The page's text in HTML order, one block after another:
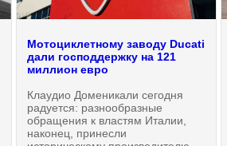
Мотоциклетному заводу Ducati
дали господдержку на 121
миллион евро
Клаудио Доменикали сегодня
радуется: разнообразные
обращения к властям Италии,
наконец, принесли